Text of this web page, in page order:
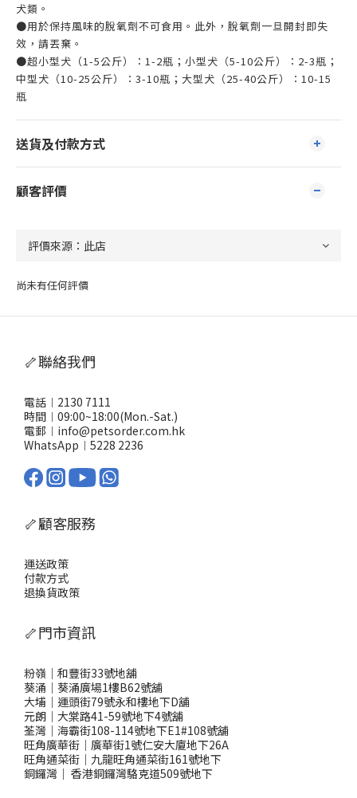
犬類。
●用於保持風味的脫氧劑不可食用。此外，脫氧劑一旦開封即失
效，請丟棄。
●超小型犬（1-5公斤）： 1-2瓶；小型犬（5-10公斤）： 2-3瓶；
中型犬（10-25公斤）： 3-10瓶；大型犬（25-40公斤）： 10-15
瓶
送貨及付款方式
顧客評價
尚未有任何評價
🦴聯絡我們
電話︱2130 7111
時間︱09:00~18:00(Mon.-Sat.)
電郵︱info@petsorder.com.hk
WhatsApp︱ 5228 2236
🦴顧客服務
運送政策
付款方式
退換貨政策
🦴門市資訊
粉嶺｜和豐街33號地舖
葵涌｜葵涌廣場1樓B62號舖
大埔｜運頭街79號永和樓地下D舖
元朗｜大棠路41-59號地下4號舖
荃灣｜海霸街108-114號地下E1#108號舖
旺角廣華街｜廣華街1號仁安大廈地下26A
旺角通菜街｜九龍旺角通菜街161號地下
銅鑼灣 ｜ 香港銅鑼灣駱克道509號地下